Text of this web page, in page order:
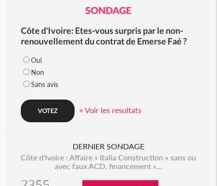
SONDAGE
Côte d'Ivoire: Etes-vous surpris par le non-
renouvellement du contrat de Emerse Faé ?
Oui
Non
Sans avis
+ Voir les resultats
DERNIER SONDAGE
Côte d'Ivoire : Affaire « Italia Construction » sans ou
avec faux ACD, financement «...